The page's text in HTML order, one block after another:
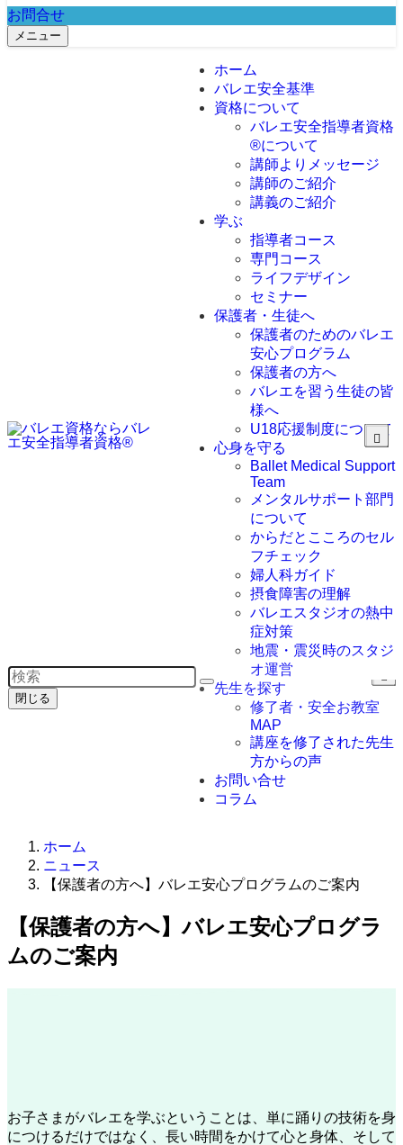
お問合せ
メニュー
ホーム
バレエ安全基準
資格について
バレエ安全指導者資格
®︎について
講師よりメッセージ
講師のご紹介
講義のご紹介
学ぶ
指導者コース
バレエ安全指導
者養成スクール
はじめてのバレ
エ指導コース
ベーシック講座
プロフェッショ
ナル講座
専門コース
指導者のための
解剖学コース
リトミック・ネ
クスト
バレエ姿勢ベー
シックインストラ
クターコース
バレエ専門トレ
メディカルシニ
アバレエコース
心のサポーター
ライフデザイン
Blooming Mind
ライフ&ワーク
セミナー
保護者・生徒へ
保護者のためのバレエ
安心プログラム
保護者の方へ
バレエを習う生徒の皆
様へ
U18応援制度について
心身を守る
Ballet Medical Support
Team
メンタルサポート部門
について
からだとこころのセル
フチェック
婦人科ガイド
摂食障害の理解
バレエスタジオの熱中
症対策
地震・震災時のスタジ
オ運営
先生を探す
修了者・安全お教室
MAP
講座を修了された先生
方からの声
お問い合せ
コラム
ホーム
ニュース
【保護者の方へ】バレエ安心プログラムのご案内
【保護者の方へ】バレエ安心プログラ
ムのご案内
お子さまがバレエを学ぶということは、単に踊りの技術を身
につけるだけではなく、長い時間をかけて心と身体、そして
閉じる